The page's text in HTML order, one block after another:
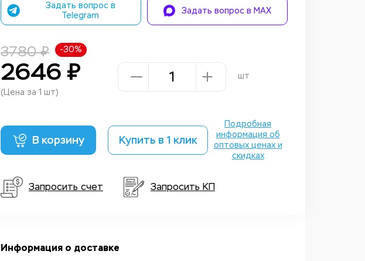
Задать вопрос в
Telegram
Задать вопрос в MAX
3780 ₽ -30%
2646 ₽
(Цена за 1 шт)
шт
В корзину Купить в 1 клик
Подробная
информация об
оптовых ценах и
скидках
Запросить счет Запросить КП
Информация о доставке